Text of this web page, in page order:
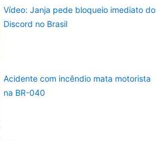
Vídeo: Janja pede bloqueio imediato do
Discord no Brasil
Acidente com incêndio mata motorista
na BR-040